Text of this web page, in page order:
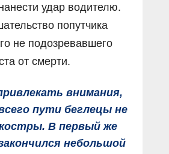
удар водителю.
попутчика
не подозревавшего
от смерти.
внимания,
пути беглецы не
В первый же
небольшой